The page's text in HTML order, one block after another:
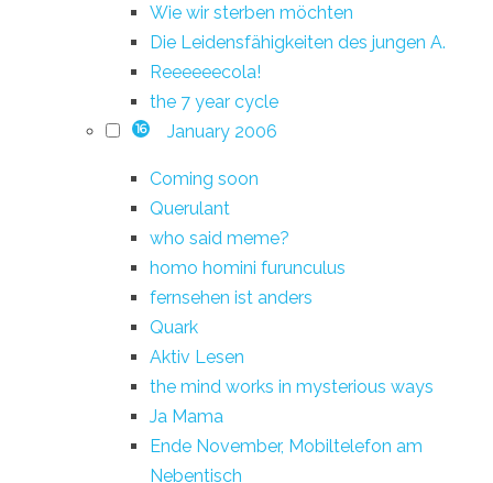
Wie wir sterben möchten
Die Leidensfähigkeiten des jungen A.
Reeeeeecola!
the 7 year cycle
16 January 2006
Coming soon
Querulant
who said meme?
homo homini furunculus
fernsehen ist anders
Quark
Aktiv Lesen
the mind works in mysterious ways
Ja Mama
Ende November, Mobiltelefon am
Nebentisch